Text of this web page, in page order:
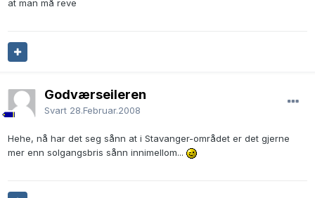
at man må reve
Godværseileren
Svart 28.Februar.2008
Hehe, nå har det seg sånn at i Stavanger-området er det gjerne
mer enn solgangsbris sånn innimellom...